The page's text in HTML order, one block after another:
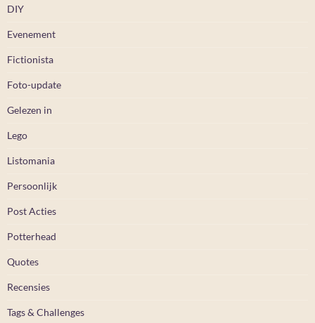
DIY
Evenement
Fictionista
Foto-update
Gelezen in
Lego
Listomania
Persoonlijk
Post Acties
Potterhead
Quotes
Recensies
Tags & Challenges